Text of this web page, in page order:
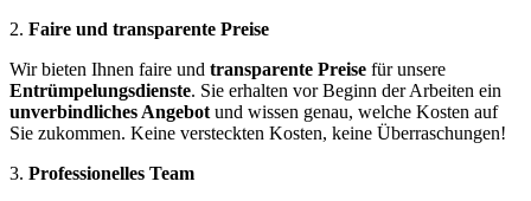
2. Faire und transparente Preise
Wir bieten Ihnen faire und transparente Preise für unsere
Entrümpelungsdienste. Sie erhalten vor Beginn der Arbeiten ein
unverbindliches Angebot und wissen genau, welche Kosten auf
Sie zukommen. Keine versteckten Kosten, keine Überraschungen!
3. Professionelles Team